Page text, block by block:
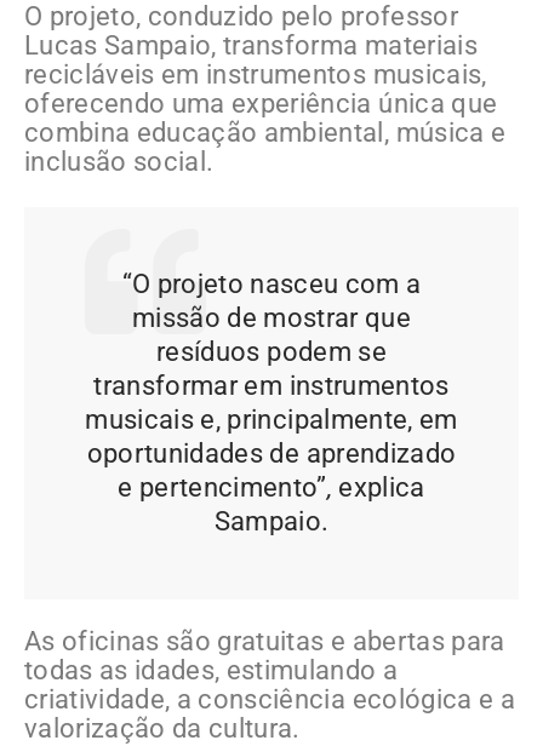
O projeto, conduzido pelo professor
Lucas Sampaio, transforma materiais
recicláveis em instrumentos musicais,
oferecendo uma experiência única que
combina educação ambiental, música e
inclusão social.
“O projeto nasceu com a
missão de mostrar que
resíduos podem se
transformar em instrumentos
musicais e, principalmente, em
oportunidades de aprendizado
e pertencimento”, explica
Sampaio.
As oficinas são gratuitas e abertas para
todas as idades, estimulando a
criatividade, a consciência ecológica e a
valorização da cultura.